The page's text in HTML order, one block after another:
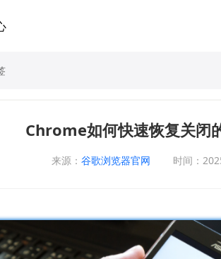
Chrome如何快速恢复关闭
来源： 谷歌浏览器官网 时间：